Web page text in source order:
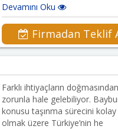
Devamını Oku
Firmadan Teklif
Farklı ihtiyaçların
zorunla hale gelebiliyor.
konusu taşınma sürecini
olmak üzere Türkiye’nin he